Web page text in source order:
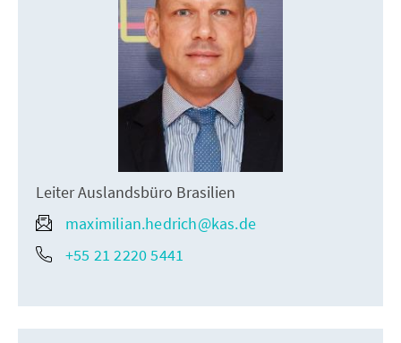
Leiter Auslandsbüro Brasilien
maximilian.hedrich@kas.de
+55 21 2220 5441